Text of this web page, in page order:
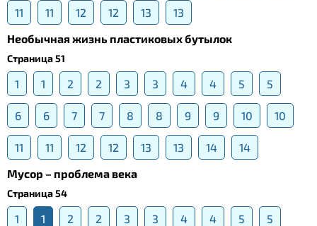
11 11 12 12 13
13
Необычная жизнь пластиковых бутылок
Страница 51
1 1 2 2 3 3 4 4 5 5
6 6 7 7 8 8 9 9 10 10
11 11 12 12 13 13 14
14
Мусор – проблема века
Страница 54
1 1 2 2 3 3 4 4 5 5